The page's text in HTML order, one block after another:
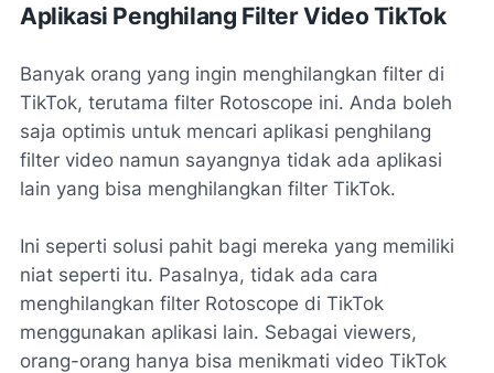
Aplikasi Penghilang Filter Video TikTok
Banyak orang yang ingin menghilangkan filter di
TikTok, terutama filter Rotoscope ini. Anda boleh
saja optimis untuk mencari aplikasi penghilang
filter video namun sayangnya tidak ada aplikasi
lain yang bisa menghilangkan filter TikTok.
Ini seperti solusi pahit bagi mereka yang memiliki
niat seperti itu. Pasalnya, tidak ada cara
menghilangkan filter Rotoscope di TikTok
menggunakan aplikasi lain. Sebagai viewers,
orang-orang hanya bisa menikmati video TikTok